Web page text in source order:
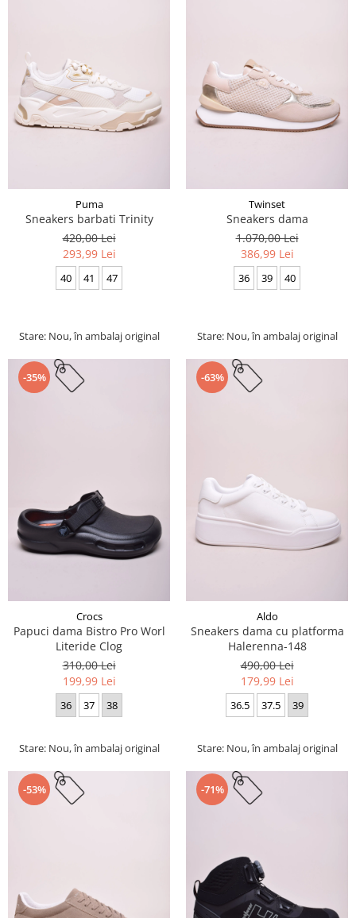
Puma
Sneakers barbati Trinity
420,00 Lei
293,99 Lei
40 41 47
Stare: Nou, în ambalaj original
Twinset
Sneakers dama
1.070,00 Lei
386,99 Lei
36 39 40
Stare: Nou, în ambalaj original
-35%
Crocs
Papuci dama Bistro Pro Worl
Literide Clog
310,00 Lei
199,99 Lei
36 37 38
Stare: Nou, în ambalaj original
-63%
Aldo
Sneakers dama cu platforma
Halerenna-148
490,00 Lei
179,99 Lei
36.5 37.5 39
Stare: Nou, în ambalaj original
-53% -71%